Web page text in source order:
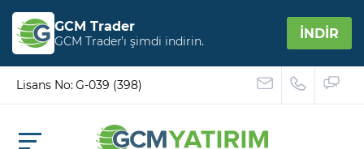
GCM Trader
GCM Trader’ı şimdi indirin. İNDİR
Lisans No: G-039 (398)